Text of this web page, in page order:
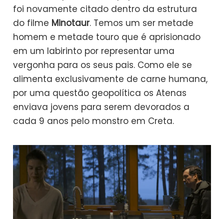
foi novamente citado dentro da estrutura
do filme Minotaur. Temos um ser metade
homem e metade touro que é aprisionado
em um labirinto por representar uma
vergonha para os seus pais. Como ele se
alimenta exclusivamente de carne humana,
por uma questão geopolítica os Atenas
enviava jovens para serem devorados a
cada 9 anos pelo monstro em Creta.